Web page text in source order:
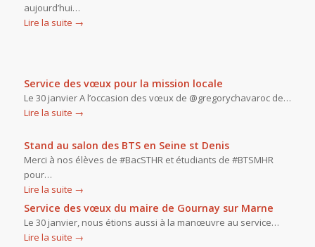
aujourd’hui…
Lire la suite →
Service des vœux pour la mission locale
Le 30 janvier A l’occasion des vœux de @gregorychavaroc de…
Lire la suite →
Stand au salon des BTS en Seine st Denis
Merci à nos élèves de #BacSTHR et étudiants de #BTSMHR
pour…
Lire la suite →
Service des vœux du maire de Gournay sur Marne
Le 30 janvier, nous étions aussi à la manœuvre au service…
Lire la suite →